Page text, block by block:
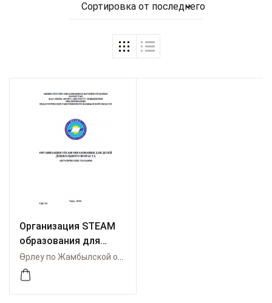
Сортировка от последнего
Организация STEАM
образования для
детей дошкольного
возраста:
методические